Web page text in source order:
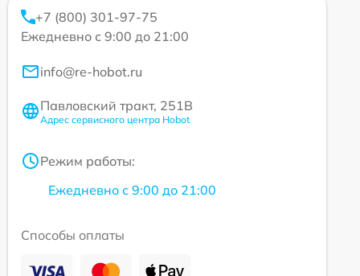
+7 (800) 301-97-75
Ежедневно с 9:00 до 21:00
info@re-hobot.ru
Павловский тракт, 251В
Адрес сервисного центра Hobot
Режим работы:
Ежедневно с 9:00 до 21:00
Способы оплаты